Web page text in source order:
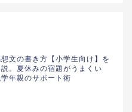
文の書き方【小学生向け】を
。夏休みの宿題がうまくい
学年親のサポート術